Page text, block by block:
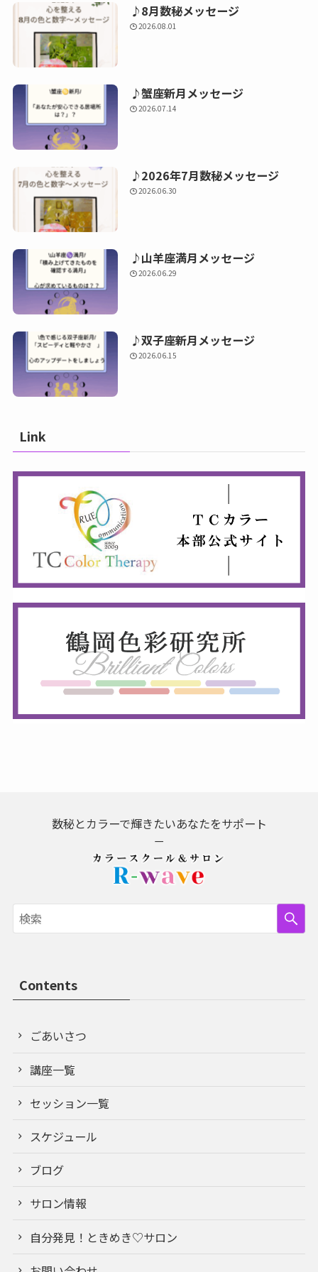
♪8月数秘メッセージ
2026.08.01
♪蟹座新月メッセージ
2026.07.14
♪2026年7月数秘メッセージ
2026.06.30
♪山羊座満月メッセージ
2026.06.29
♪双子座新月メッセージ
2026.06.15
Link
数秘とカラーで輝きたいあなたをサポート
－
Contents
ごあいさつ
講座一覧
セッション一覧
スケジュール
ブログ
サロン情報
自分発見！ときめき♡サロン